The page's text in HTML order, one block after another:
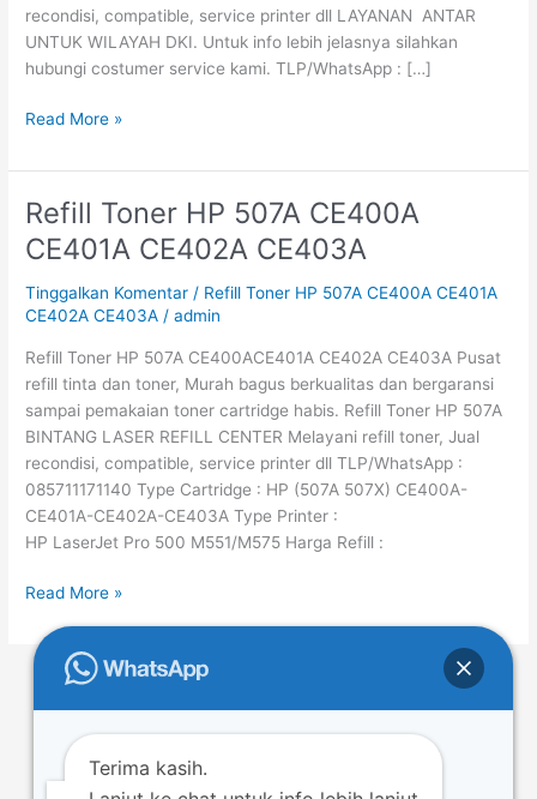
recondisi, compatible, service printer dll LAYANAN ANTAR
UNTUK WILAYAH DKI. Untuk info lebih jelasnya silahkan
hubungi costumer service kami. TLP/WhatsApp : […]
Read More »
Refill Toner HP 507A CE400A
CE401A CE402A CE403A
Tinggalkan Komentar / Refill Toner HP 507A CE400A CE401A
CE402A CE403A /admin
Refill Toner HP 507A CE400ACE401A CE402A CE403A Pusat
refill tinta dan toner, Murah bagus berkualitas dan bergaransi
sampai pemakaian toner cartridge habis. Refill Toner HP 507A
BINTANG LASER REFILL CENTER Melayani refill toner, Jual
recondisi, compatible, service printer dll TLP/WhatsApp :
085711171140 Type Cartridge : HP (507A 507X) CE400A-
CE401A-CE402A-CE403A Type Printer :
HP LaserJet Pro 500 M551/M575 Harga Refill :
Refill
Toner
HP
507A
CE400A
CE402A
CE403A
Read More »
43
Terima kasih.